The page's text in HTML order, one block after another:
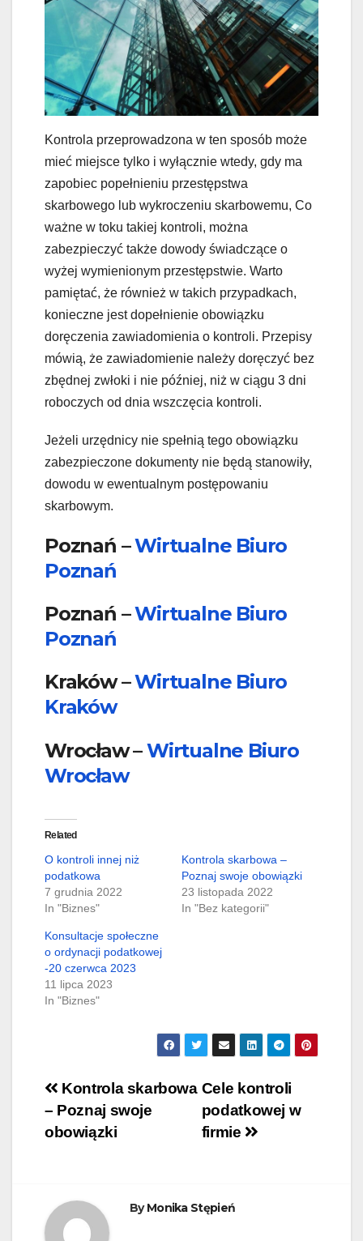
Kontrola przeprowadzona w ten sposób może
mieć miejsce tylko i wyłącznie wtedy, gdy ma
zapobiec popełnieniu przestępstwa
skarbowego lub wykroczeniu skarbowemu, Co
ważne w toku takiej kontroli, można
zabezpieczyć także dowody świadczące o
wyżej wymienionym przestępstwie. Warto
pamiętać, że również w takich przypadkach,
konieczne jest dopełnienie obowiązku
doręczenia zawiadomienia o kontroli. Przepisy
mówią, że zawiadomienie należy doręczyć bez
zbędnej zwłoki i nie później, niż w ciągu 3 dni
roboczych od dnia wszczęcia kontroli.
Jeżeli urzędnicy nie spełnią tego obowiązku
zabezpieczone dokumenty nie będą stanowiły,
dowodu w ewentualnym postępowaniu
skarbowym.
Poznań –Wirtualne Biuro
Poznań
Poznań –Wirtualne Biuro
Poznań
Kraków –Wirtualne Biuro
Kraków
Wrocław –Wirtualne Biuro
Wrocław
Related
O kontroli innej niż
podatkowa
7 grudnia 2022
In "Biznes"
Kontrola skarbowa –
Poznaj swoje obowiązki
23 listopada 2022
In "Bez kategorii"
Konsultacje społeczne
o ordynacji podatkowej
-20 czerwca 2023
11 lipca 2023
In "Biznes"
Nawigacja
wpisu
Cele kontroli
podatkowej w
firmie
Kontrola skarbowa
– Poznaj swoje
obowiązki
ByMonika Stępień